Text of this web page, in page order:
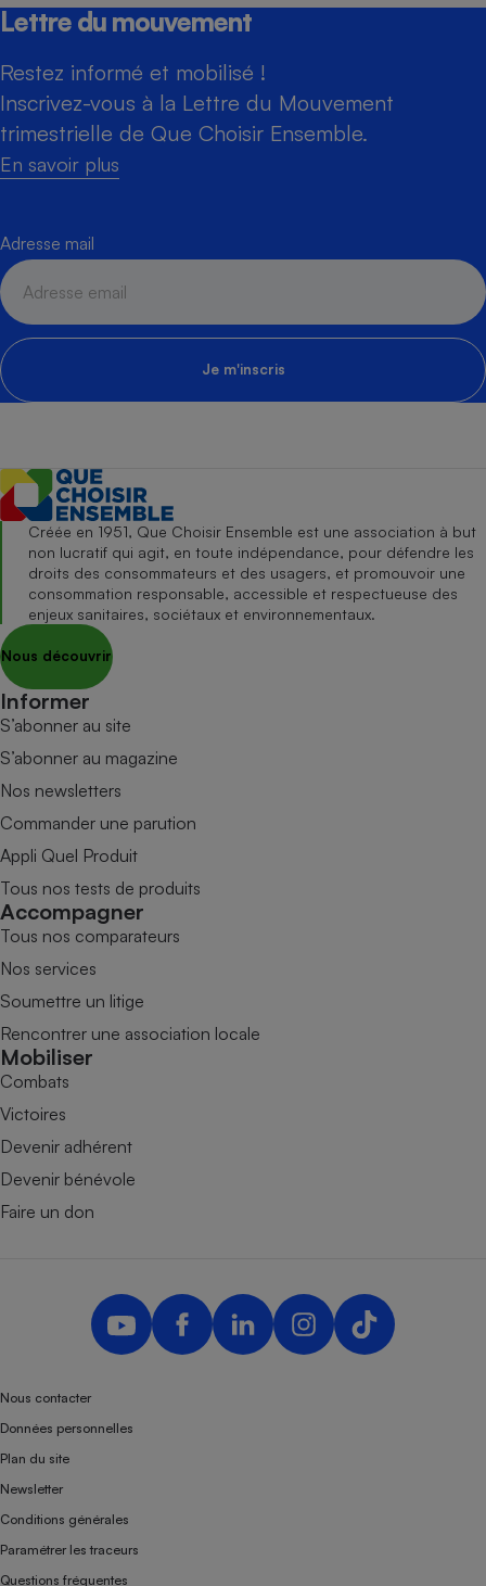
Lettre du mouvement
Restez informé et mobilisé !
Inscrivez-vous à la Lettre du Mouvement
trimestrielle de Que Choisir Ensemble.
En savoir plus
Adresse mail
Je m'inscris
Créée en 1951, Que Choisir Ensemble est une association à but
non lucratif qui agit, en toute indépendance, pour défendre les
droits des consommateurs et des usagers, et promouvoir une
consommation responsable, accessible et respectueuse des
enjeux sanitaires, sociétaux et environnementaux.
Nous découvrir
Informer
S’abonner au site
S’abonner au magazine
Nos newsletters
Commander une parution
Appli Quel Produit
Tous nos tests de produits
Accompagner
Tous nos comparateurs
Nos services
Soumettre un litige
Rencontrer une association locale
Mobiliser
Combats
Victoires
Devenir adhérent
Devenir bénévole
Faire un don
Nous contacter
Données personnelles
Plan du site
Newsletter
Conditions générales
Paramétrer les traceurs
Questions fréquentes